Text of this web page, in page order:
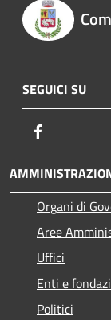
SEGUICI SU
Organi di
Aree
Uffici
Enti e
Politici